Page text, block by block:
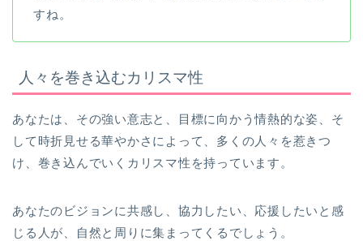
すね。
人々を巻き込むカリスマ性
あなたは、その強い意志と、目標に向かう情熱的な姿、そ
して時折見せる華やかさによって、多くの人々を惹きつ
け、巻き込んでいくカリスマ性を持っています。
あなたのビジョンに共感し、協力したい、応援したいと感
じる人が、自然と周りに集まってくるでしょう。